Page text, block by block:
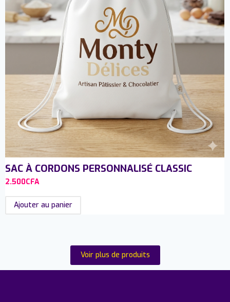
SAC À CORDONS PERSONNALISÉ CLASSIC
2.500CFA
Ajouter au panier
Voir plus de produits